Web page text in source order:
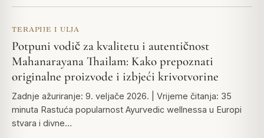
TERAPIJE I ULJA
Potpuni vodič za kvalitetu i autentičnost
Mahanarayana Thailam: Kako prepoznati
originalne proizvode i izbjeći krivotvorine
Zadnje ažuriranje: 9. veljače 2026. | Vrijeme čitanja: 35
minuta Rastuća popularnost Ayurvedic wellnessa u Europi
stvara i divne…